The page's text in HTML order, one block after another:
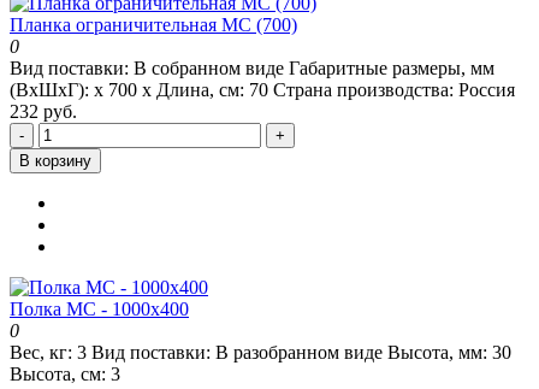
Планка ограничительная МС (700)
0
Вид поставки: В собранном виде Габаритные размеры, мм
(ВхШхГ): х 700 х Длина, см: 70 Страна производства: Россия
232 руб.
-
+
В корзину
Полка МС - 1000х400
0
Вес, кг: 3 Вид поставки: В разобранном виде Высота, мм: 30
Высота, см: 3